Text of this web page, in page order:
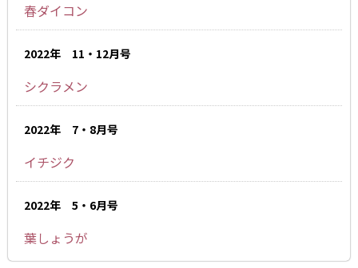
春ダイコン
2022年 11・12月号
シクラメン
2022年 7・8月号
イチジク
2022年 5・6月号
葉しょうが